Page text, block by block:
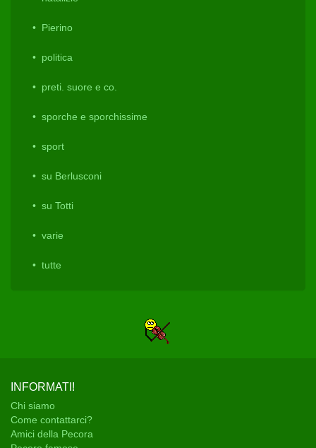
Pierino
politica
preti. suore e co.
sporche e sporchissime
sport
su Berlusconi
su Totti
varie
tutte
INFORMATI!
Chi siamo
Come contattarci?
Amici della Pecora